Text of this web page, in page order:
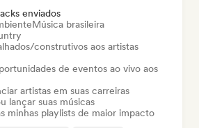
enviados
Música brasileira
construtivos aos artistas
de eventos ao vivo aos
artistas em suas carreiras
lançar suas músicas
minhas playlists de maior impacto